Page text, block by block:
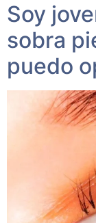
Soy
sobra
puedo